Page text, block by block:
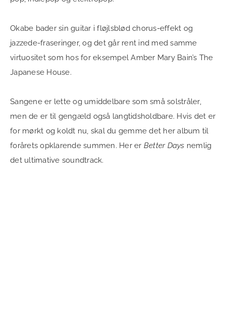
Okabe bader sin guitar i fløjlsblød chorus-effekt og
jazzede-fraseringer, og det går rent ind med samme
virtuositet som hos for eksempel Amber Mary Bain’s The
Japanese House.
Sangene er lette og umiddelbare som små solstråler,
men de er til gengæld også langtidsholdbare. Hvis det er
for mørkt og koldt nu, skal du gemme det her album til
forårets opklarende summen. Her er Better Days nemlig
det ultimative soundtrack.